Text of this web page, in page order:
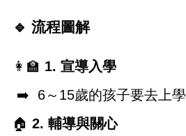
常
問
題
桃
園
市
🔹 流程圖解
👩‍🏫 1. 宣導入學
➡ ️  6～15歲的孩子要去上學
🏠 2. 輔導與關心